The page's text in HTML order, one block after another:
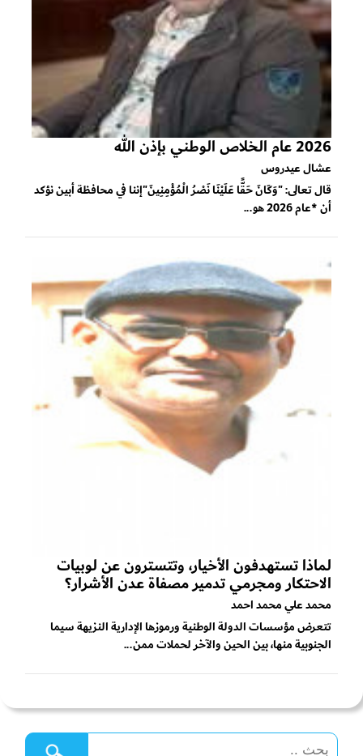
2026 عام الخلاص الوطني بإذن الله
عشال عيدروس
قال تعالى: "وَكَانَ حَقًّا عَلَيْنَا نَصْرُ الْمُؤْمِنِينَ"إننا في محافظة أبين نؤكد
أن *عام 2026 هو...
لماذا تستهدفون الأخيار، وتتسترون عن لوبيات
الاحتكار ومجرمي تدمير مصفاة عدن الأشرار؟
محمد علي محمد احمد
تتعرض مؤسسات الدولة الوطنية ورموزها الإدارية النزيهة سيما
الجنوبية منها، بين الحين والآخر لحملات ممن...